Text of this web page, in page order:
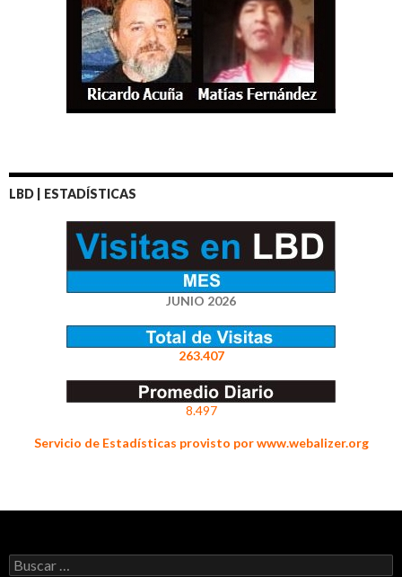
LBD | ESTADÍSTICAS
JUNIO 2026
263.407
8.497
Servicio de Estadísticas provisto por www.webalizer.org
Buscar: